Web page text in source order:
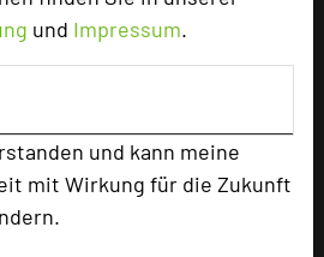
und Impressum.
und kann meine
mit Wirkung für die Zukunft